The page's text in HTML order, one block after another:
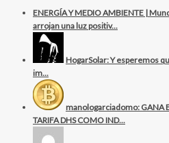
ENERGÍA Y MEDIO AMBIENTE |
arrojan una luz positiv...
HogarSolar: Y esperemos
im...
manologarciadomo: GANA
TARIFA DHS COMO IND...